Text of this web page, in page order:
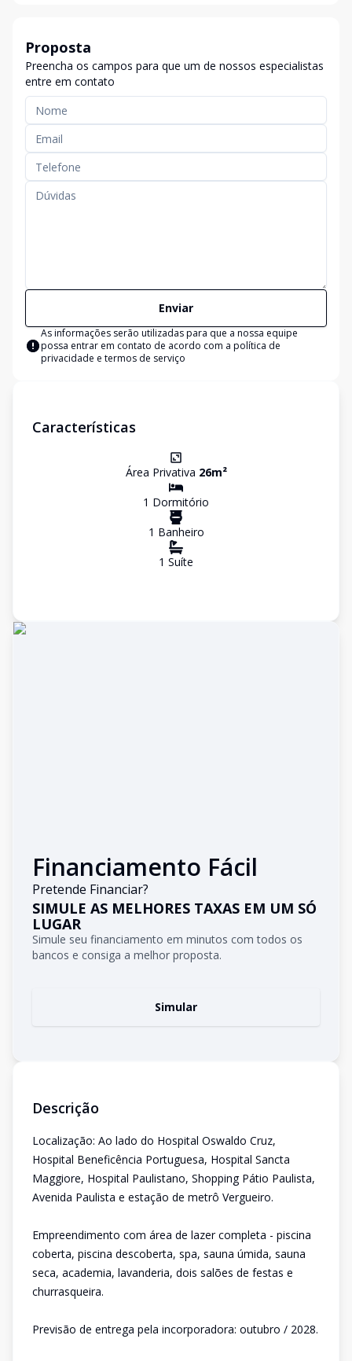
Proposta
Preencha os campos para que um de nossos especialistas
entre em contato
Enviar
As informações serão utilizadas para que a nossa equipe
possa entrar em contato de acordo com a política de
privacidade e termos de serviço
Características
Área Privativa 26m²
1 Dormitório
1 Banheiro
1 Suíte
Financiamento Fácil
Pretende Financiar?
SIMULE AS MELHORES TAXAS EM UM SÓ
LUGAR
Simule seu financiamento em minutos com todos os
bancos e consiga a melhor proposta.
Simular
Descrição
Localização: Ao lado do Hospital Oswaldo Cruz,
Hospital Beneficência Portuguesa, Hospital Sancta
Maggiore, Hospital Paulistano, Shopping Pátio Paulista,
Avenida Paulista e estação de metrô Vergueiro.
Empreendimento com área de lazer completa - piscina
coberta, piscina descoberta, spa, sauna úmida, sauna
seca, academia, lavanderia, dois salões de festas e
churrasqueira.
Previsão de entrega pela incorporadora: outubro / 2028.